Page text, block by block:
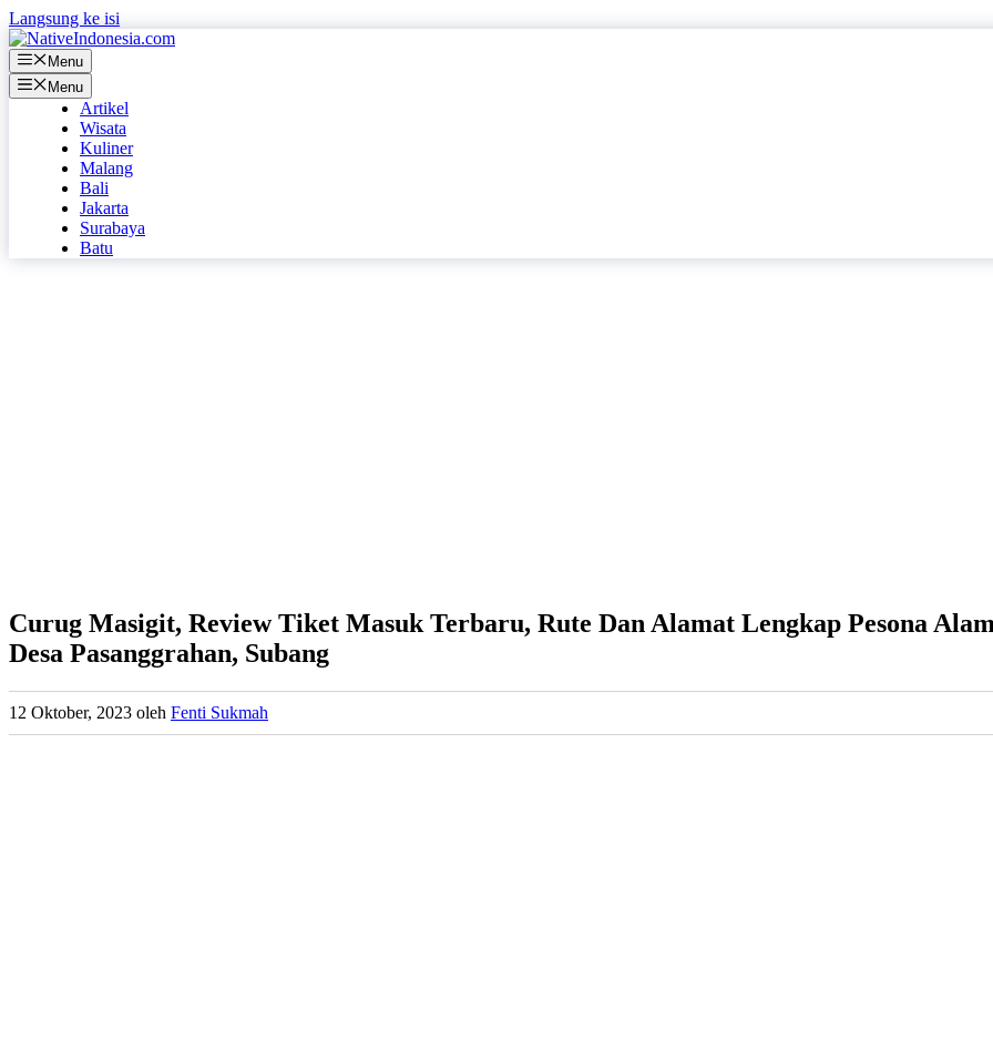
Langsung ke isi
Menu
Menu
Artikel
Wisata
Kuliner
Malang
Bali
Jakarta
Surabaya
Batu
Curug Masigit, Review Tiket Masuk Terbaru, Rute Dan Alamat Lengkap Pesona
Desa Pasanggrahan, Subang
12 Oktober, 2023 oleh Fenti Sukmah